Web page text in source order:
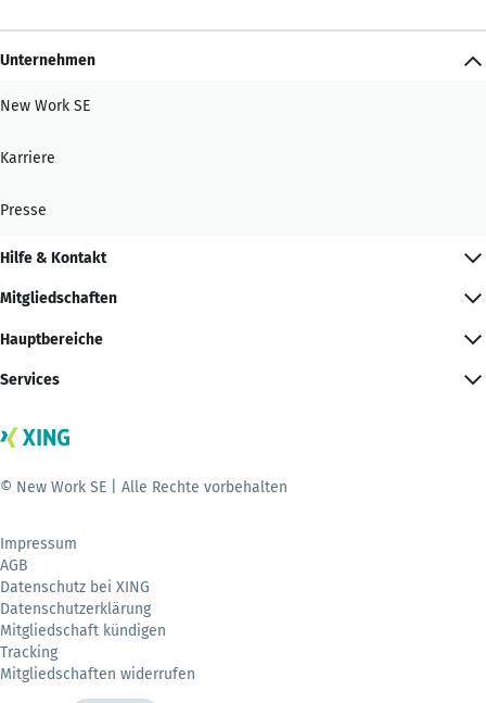
Unternehmen
New Work SE
Karriere
Presse
Hilfe & Kontakt
Mitgliedschaften
Hauptbereiche
Services
© New Work SE | Alle Rechte vorbehalten
Impressum
AGB
Datenschutz bei XING
Datenschutzerklärung
Mitgliedschaft kündigen
Tracking
Mitgliedschaften widerrufen